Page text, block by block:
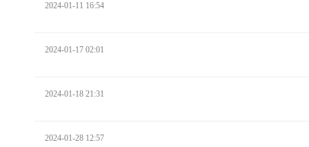
2024-01-11 16:54
2024-01-17 02:01
2024-01-18 21:31
2024-01-28 12:57